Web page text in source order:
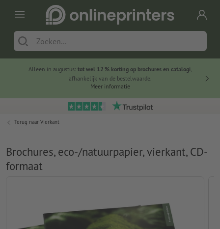
Alleen in augustus: tot wel 12 % korting op brochures en catalogi,
afhankelijk van de bestelwaarde.
Meer informatie
Terug naar Vierkant
Brochures, eco-/natuurpapier, vierkant, CD-
formaat